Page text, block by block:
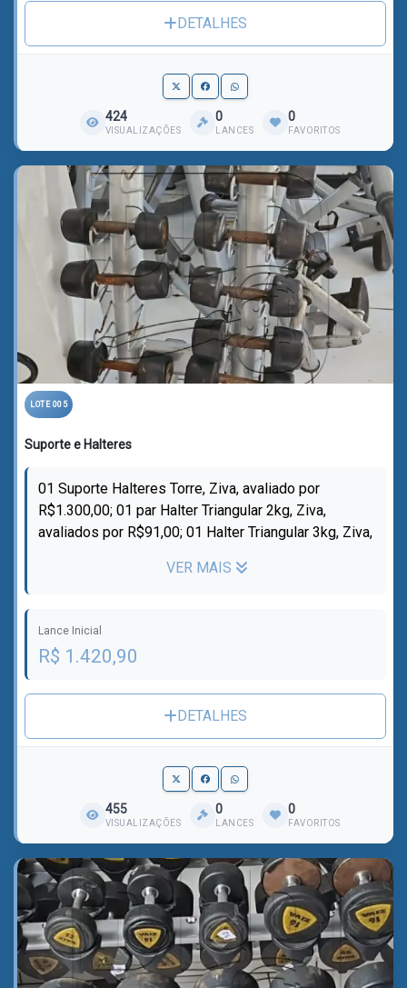
DETALHES
424
VISUALIZAÇÕES
0
LANCES
0
FAVORITOS
LOTE 005
Suporte e Halteres
01 Suporte Halteres Torre, Ziva, avaliado por
R$1.300,00; 01 par Halter Triangular 2kg, Ziva,
avaliados por R$91,00; 01 Halter Triangular 3kg, Ziva,
VER MAIS
Lance Inicial
R$ 1.420,90
DETALHES
455
VISUALIZAÇÕES
0
LANCES
0
FAVORITOS